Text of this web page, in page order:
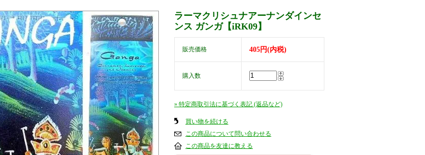
ラーマクリシュナアーナンダインセ
ンス ガンガ【iRK09】
販売価格 405円(内税)
購入数
» 特定商取引法に基づく表記 (返品など)
買い物を続ける
この商品について問い合わせる
この商品を友達に教える